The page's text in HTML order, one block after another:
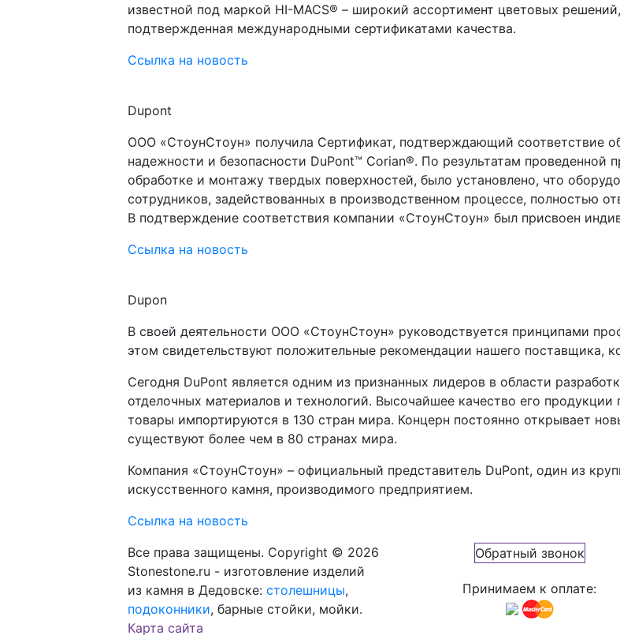
известной под маркой HI-MACS® – широкий ассортимент цветовых
подтвержденная международными сертификатами качества.
Ссылка на новость
Dupont
ООО «СтоунСтоун» получила Сертификат, подтверждающий соответствие
надежности и безопасности DuPont™ Corian®. По результатам проведенной
обработке и монтажу твердых поверхностей, было установлено, что
сотрудников, задействованных в производственном процессе, полностью
В подтверждение соответствия компании «СтоунСтоун» был присвоен
Ссылка на новость
Dupon
В своей деятельности ООО «СтоунСтоун» руководствуется принципами
этом свидетельствуют положительные рекомендации нашего поставщика,
Сегодня DuPont является одним из признанных лидеров в области
отделочных материалов и технологий. Высочайшее качество его
товары импортируются в 130 стран мира. Концерн постоянно открывает
существуют более чем в 80 странах мира.
Компания «СтоунСтоун» – официальный представитель DuPont, один из
искусственного камня, производимого предприятием.
Ссылка на новость
Все права защищены. Copyright © 2026
Stonestone.ru - изготовление изделий
из камня в Дедовске: столешницы,
подоконники, барные стойки, мойки.
Карта сайта
Обратный звонок
Принимаем к оплате: